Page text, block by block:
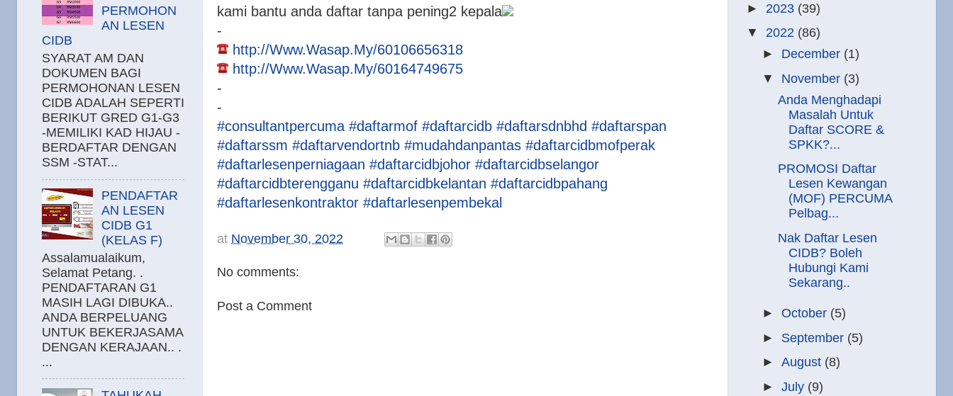
kami bantu anda daftar tanpa pening2 kepala
-
http://Www.Wasap.My/60106656318
http://Www.Wasap.My/60164749675
-
-
#consultantpercuma #daftarmof #daftarcidb #daftarsdnbhd #daftarspan
#daftarssm #daftarvendortnb #mudahdanpantas #daftarcidbmofperak
#daftarlesenperniagaan #daftarcidbjohor #daftarcidbselangor
#daftarcidbterengganu #daftarcidbkelantan #daftarcidbpahang
#daftarlesenkontraktor #daftarlesenpembekal
at November 30, 2022
No comments:
Post a Comment
PERMOHON
AN LESEN
CIDB
SYARAT AM DAN
DOKUMEN BAGI
PERMOHONAN LESEN
CIDB ADALAH SEPERTI
BERIKUT GRED G1-G3
-MEMILIKI KAD HIJAU -
BERDAFTAR DENGAN
SSM -STAT...
PENDAFTAR
AN LESEN
CIDB G1
(KELAS F)
Assalamualaikum,
Selamat Petang. .
PENDAFTARAN G1
MASIH LAGI DIBUKA..
ANDA BERPELUANG
UNTUK BEKERJASAMA
DENGAN KERAJAAN.. .
...
► 2023 (39)
▼ 2022 (86)
► December (1)
▼ November (3)
Anda Menghadapi
Masalah Untuk
Daftar SCORE &
SPKK?...
PROMOSI Daftar
Lesen Kewangan
(MOF) PERCUMA
Pelbag...
Nak Daftar Lesen
CIDB? Boleh
Hubungi Kami
Sekarang..
► October (5)
► September (5)
► August (8)
► July (9)